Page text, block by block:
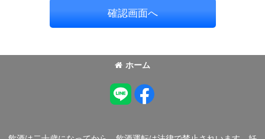
確認画面へ
ホーム